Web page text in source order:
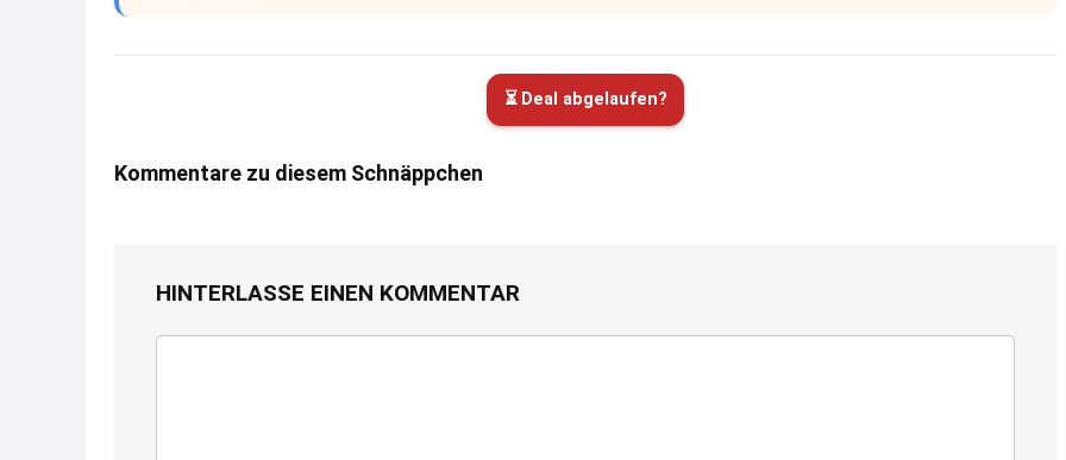
⏳ Deal abgelaufen?
Kommentare zu diesem Schnäppchen
HINTERLASSE EINEN KOMMENTAR